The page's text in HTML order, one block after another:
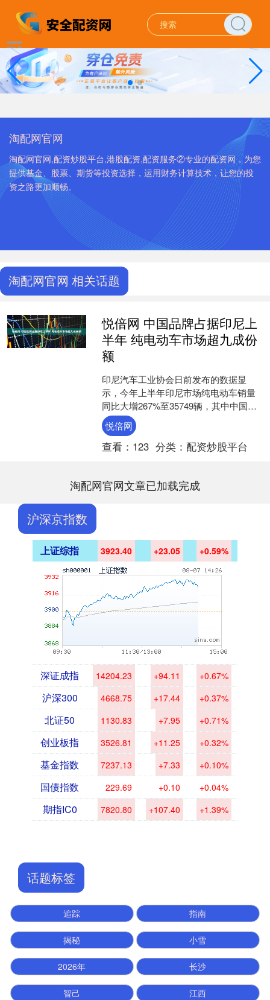
淘配网官网
淘配网官网,配资炒股平台,港股配资,配资服务②专业的配资网，为您
提供基金、股票、期货等投资选择，运用财务计算技术，让您的投
资之路更加顺畅。
淘配网官网 相关话题
悦倍网 中国品牌占据印尼上
半年 纯电动车市场超九成份
额
印尼汽车工业协会日前发布的数据显
示，今年上半年印尼市场纯电动车销量
同比大增267%至35749辆，其中中国汽
车品牌占总销量的93%，有效助力印尼
汽车工业发展和电....
悦倍网
查看： 123 分类： 配资炒股平台
淘配网官网文章已加载完成
沪深京指数
上证综指 3923.40 +23.05 +0.59%
深证成指 14204.23 +94.11 +0.67%
沪深300 4668.75 +17.44 +0.37%
北证50 1130.83 +7.95 +0.71%
创业板指 3526.81 +11.25 +0.32%
基金指数 7237.13 +7.33 +0.10%
国债指数 229.69 +0.10 +0.04%
期指IC0 7820.80 +107.40 +1.39%
话题标签
追踪 指南
揭秘 小雪
2026年 长沙
智己 江西